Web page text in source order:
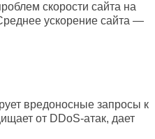
скорости сайта на
ускорение сайта —
вредоносные запросы к
от DDoS-атак, дает